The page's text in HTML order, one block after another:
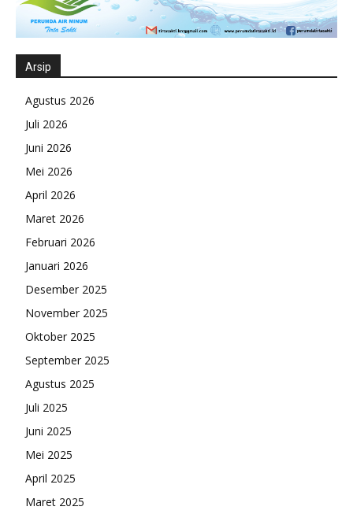
Arsip
Agustus 2026
Juli 2026
Juni 2026
Mei 2026
April 2026
Maret 2026
Februari 2026
Januari 2026
Desember 2025
November 2025
Oktober 2025
September 2025
Agustus 2025
Juli 2025
Juni 2025
Mei 2025
April 2025
Maret 2025